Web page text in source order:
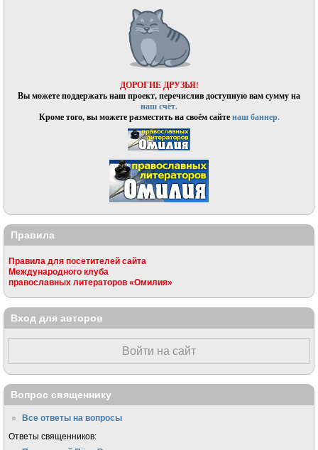
ДОРОГИЕ ДРУЗЬЯ!
Вы можете поддержать наш проект, перечислив доступную вам сумму на
наш счёт.
Кроме того, вы можете разместить на своём сайтенаш баннер.
Правила
Правила для посетителей сайта
Международного клуба
православных литераторов «Омилия»
Вход для авторов
Войти на сайт
Вопрос священнику
Все ответы на вопросы
Ответы священников: